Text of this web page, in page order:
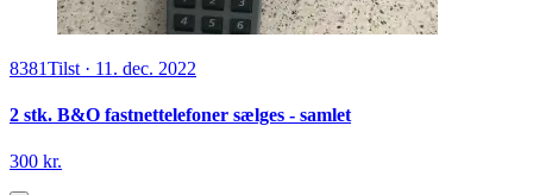
8381Tilst · 11. dec. 2022
2 stk. B&O fastnettelefoner sælges - samlet
300 kr.